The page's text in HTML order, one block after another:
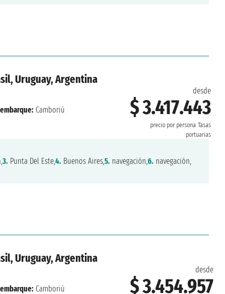
Uruguay, Argentina
desde
$ 3.417.443
precio por persona Tasas
portuarias
Camboriú
3. Punta Del Este,4. Buenos Aires,5. navegación,6. navegación,
Uruguay, Argentina
desde
$ 3.454.957
Camboriú